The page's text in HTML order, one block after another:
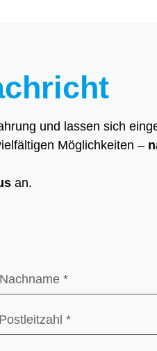
und lassen sich
Möglichkeiten –
an.